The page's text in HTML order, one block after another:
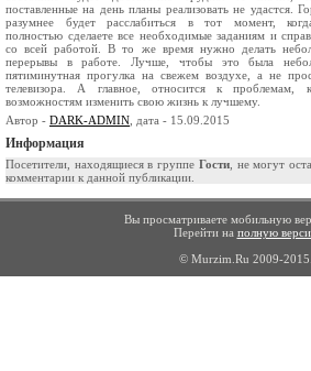
поставленные на день планы реализовать не удастся.
разумнее будет расслабиться в тот момент,
полностью сделаете все необходимые заданиям и
со всей работой. В то же время нужно делать
перерывы в работе. Лучше, чтобы это была
пятиминутная прогулка на свежем воздухе, а не
телевизора. А главное, относится к проблемам,
возможностям изменить свою жизнь к лучшему.
Автор - DARK-ADMIN , дата - 15.09.2015
Информация
Посетители, находящиеся в группе Гости, не могут
комментарии к данной публикации.
Вы просматриваете мобильную
Перейти на полную
© Murzim.Ru 2009-2015.